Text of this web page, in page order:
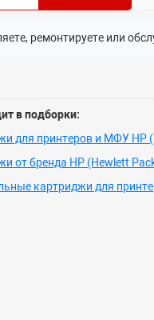
ремонтируете или
в подборки:
для принтеров и МФУ HP
от бренда HP (Hewlett
картриджи для